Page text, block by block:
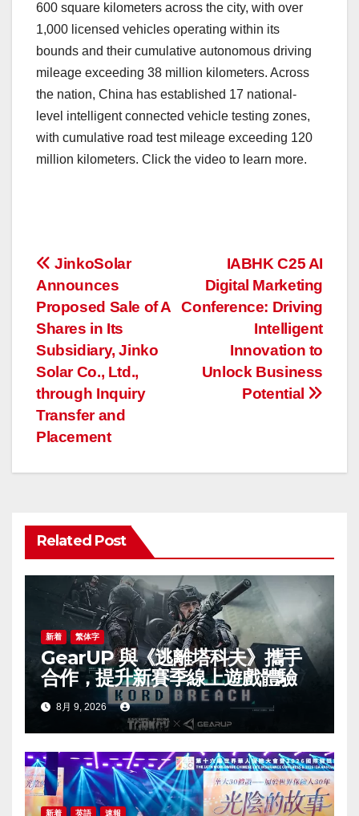
600 square kilometers across the city, with over
1,000 licensed vehicles operating within its
bounds and their cumulative autonomous driving
mileage exceeding 38 million kilometers. Across
the nation, China has established 17 national-
level intelligent connected vehicle testing zones,
with cumulative road test mileage exceeding 120
million kilometers. Click the video to learn more.
投
稿
ナ
ビ
ゲ
ー
シ
ン
IABHK C25 AI
Digital Marketing
Conference: Driving
Intelligent
Innovation to
Unlock Business
Potential
JinkoSolar
Announces
Proposed Sale of A
Shares in Its
Subsidiary, Jinko
Solar Co., Ltd.,
through Inquiry
Transfer and
Placement
Related Post
新着 繁体字
GearUP 與《逃離塔科夫》攜手
合作，提升新賽季線上遊戲體驗
8月 9, 2026
新着 英語 速報